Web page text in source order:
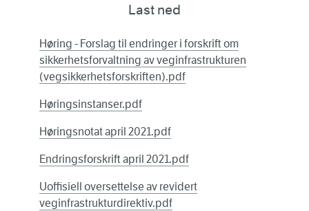
Last ned
Høring - Forslag til endringer i forskrift om
sikkerhetsforvaltning av veginfrastrukturen
(vegsikkerhetsforskriften).pdf
Høringsinstanser.pdf
Høringsnotat april 2021.pdf
Endringsforskrift april 2021.pdf
Uoffisiell oversettelse av revidert
veginfrastrukturdirektiv.pdf